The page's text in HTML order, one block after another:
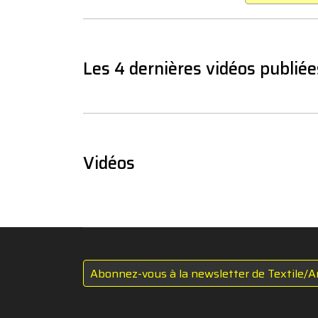
Les 4 dernières vidéos
Vidéos
Abonnez-vous à la newsletter de Textile/